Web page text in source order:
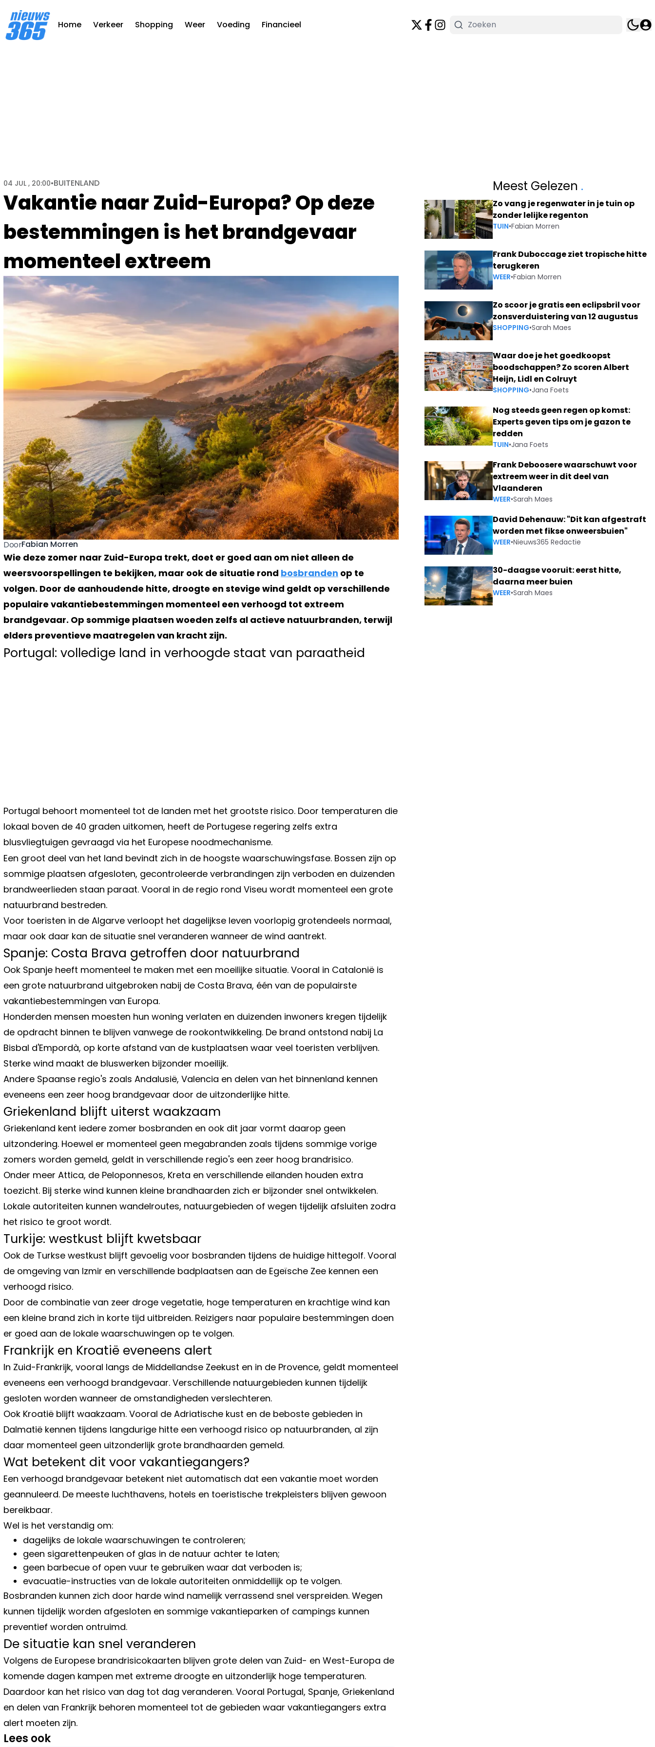
Home Verkeer Shopping Weer Voeding Financieel
Vakantie naar Zuid-Europa? Op deze
bestemmingen is het brandgevaar
momenteel extreem
04 JUL , 20:00•BUITENLAND
DoorFabian Morren
Wie deze zomer naar Zuid-Europa trekt, doet er goed aan om niet alleen de
weersvoorspellingen te bekijken, maar ook de situatie rond bosbranden op te
volgen. Door de aanhoudende hitte, droogte en stevige wind geldt op verschillende
populaire vakantiebestemmingen momenteel een verhoogd tot extreem
brandgevaar. Op sommige plaatsen woeden zelfs al actieve natuurbranden, terwijl
elders preventieve maatregelen van kracht zijn.
Portugal: volledige land in verhoogde staat van paraatheid
Portugal behoort momenteel tot de landen met het grootste risico. Door temperaturen die
lokaal boven de 40 graden uitkomen, heeft de Portugese regering zelfs extra
blusvliegtuigen gevraagd via het Europese noodmechanisme.
Een groot deel van het land bevindt zich in de hoogste waarschuwingsfase. Bossen zijn op
sommige plaatsen afgesloten, gecontroleerde verbrandingen zijn verboden en duizenden
brandweerlieden staan paraat. Vooral in de regio rond Viseu wordt momenteel een grote
natuurbrand bestreden.
Voor toeristen in de Algarve verloopt het dagelijkse leven voorlopig grotendeels normaal,
maar ook daar kan de situatie snel veranderen wanneer de wind aantrekt.
Spanje: Costa Brava getroffen door natuurbrand
Ook Spanje heeft momenteel te maken met een moeilijke situatie. Vooral in Catalonië is
een grote natuurbrand uitgebroken nabij de Costa Brava, één van de populairste
vakantiebestemmingen van Europa.
Honderden mensen moesten hun woning verlaten en duizenden inwoners kregen tijdelijk
de opdracht binnen te blijven vanwege de rookontwikkeling. De brand ontstond nabij La
Bisbal d'Empordà, op korte afstand van de kustplaatsen waar veel toeristen verblijven.
Sterke wind maakt de bluswerken bijzonder moeilijk.
Andere Spaanse regio's zoals Andalusië, Valencia en delen van het binnenland kennen
eveneens een zeer hoog brandgevaar door de uitzonderlijke hitte.
Griekenland blijft uiterst waakzaam
Griekenland kent iedere zomer bosbranden en ook dit jaar vormt daarop geen
uitzondering. Hoewel er momenteel geen megabranden zoals tijdens sommige vorige
zomers worden gemeld, geldt in verschillende regio's een zeer hoog brandrisico.
Onder meer Attica, de Peloponnesos, Kreta en verschillende eilanden houden extra
toezicht. Bij sterke wind kunnen kleine brandhaarden zich er bijzonder snel ontwikkelen.
Lokale autoriteiten kunnen wandelroutes, natuurgebieden of wegen tijdelijk afsluiten zodra
het risico te groot wordt.
Turkije: westkust blijft kwetsbaar
Ook de Turkse westkust blijft gevoelig voor bosbranden tijdens de huidige hittegolf. Vooral
de omgeving van Izmir en verschillende badplaatsen aan de Egeïsche Zee kennen een
verhoogd risico.
Door de combinatie van zeer droge vegetatie, hoge temperaturen en krachtige wind kan
een kleine brand zich in korte tijd uitbreiden. Reizigers naar populaire bestemmingen doen
er goed aan de lokale waarschuwingen op te volgen.
Frankrijk en Kroatië eveneens alert
In Zuid-Frankrijk, vooral langs de Middellandse Zeekust en in de Provence, geldt momenteel
eveneens een verhoogd brandgevaar. Verschillende natuurgebieden kunnen tijdelijk
gesloten worden wanneer de omstandigheden verslechteren.
Ook Kroatië blijft waakzaam. Vooral de Adriatische kust en de beboste gebieden in
Dalmatië kennen tijdens langdurige hitte een verhoogd risico op natuurbranden, al zijn
daar momenteel geen uitzonderlijk grote brandhaarden gemeld.
Wat betekent dit voor vakantiegangers?
Een verhoogd brandgevaar betekent niet automatisch dat een vakantie moet worden
geannuleerd. De meeste luchthavens, hotels en toeristische trekpleisters blijven gewoon
bereikbaar.
Wel is het verstandig om:
dagelijks de lokale waarschuwingen te controleren;
geen sigarettenpeuken of glas in de natuur achter te laten;
geen barbecue of open vuur te gebruiken waar dat verboden is;
evacuatie-instructies van de lokale autoriteiten onmiddellijk op te volgen.
Bosbranden kunnen zich door harde wind namelijk verrassend snel verspreiden. Wegen
kunnen tijdelijk worden afgesloten en sommige vakantieparken of campings kunnen
preventief worden ontruimd.
De situatie kan snel veranderen
Volgens de Europese brandrisicokaarten blijven grote delen van Zuid- en West-Europa de
komende dagen kampen met extreme droogte en uitzonderlijk hoge temperaturen.
Daardoor kan het risico van dag tot dag veranderen. Vooral Portugal, Spanje, Griekenland
en delen van Frankrijk behoren momenteel tot de gebieden waar vakantiegangers extra
alert moeten zijn.
Lees ook
Meest Gelezen .
Zo vang je regenwater in je tuin op
zonder lelijke regenton
TUIN•Fabian Morren
Frank Duboccage ziet tropische hitte
terugkeren
WEER•Fabian Morren
Zo scoor je gratis een eclipsbril voor
zonsverduistering van 12 augustus
SHOPPING•Sarah Maes
Waar doe je het goedkoopst
boodschappen? Zo scoren Albert
Heijn, Lidl en Colruyt
SHOPPING•Jana Foets
Nog steeds geen regen op komst:
Experts geven tips om je gazon te
redden
TUIN•Jana Foets
Frank Deboosere waarschuwt voor
extreem weer in dit deel van
Vlaanderen
WEER•Sarah Maes
David Dehenauw: "Dit kan afgestraft
worden met fikse onweersbuien"
WEER•Nieuws365 Redactie
30-daagse vooruit: eerst hitte,
daarna meer buien
WEER•Sarah Maes